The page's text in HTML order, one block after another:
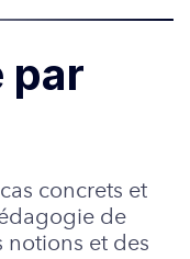
par
concrets et
de
notions et des